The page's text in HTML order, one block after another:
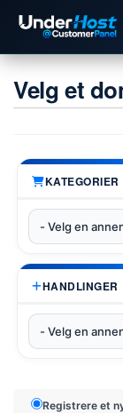
Velg et
KATEGORIER
HANDLINGER
Registrere et